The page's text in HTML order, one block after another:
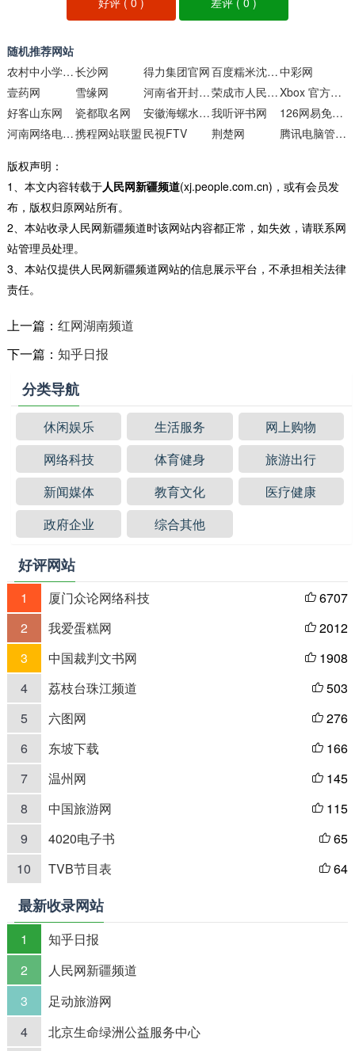
随机推荐网站
农村中小学现代远程教育资源长沙网 得力集团官网 百度糯米沈阳团购中彩网
壹药网
雪缘网 河南省开封高级中学 荣成市人民政府门户网站
Xbox 官方网站
好客山东网
瓷都取名网 安徽海螺水泥股份有限公司我听评书网
126网易免费邮
河南网络电视台（大象网）携程网站联盟 民視FTV 荆楚网 腾讯电脑管家官网
版权声明：
1、本文内容转载于人民网新疆频道(xj.people.com.cn)，或有会员发
布，版权归原网站所有。
2、本站收录人民网新疆频道时该网站内容都正常，如失效，请联系网
站管理员处理。
3、本站仅提供人民网新疆频道网站的信息展示平台，不承担相关法律
责任。
上一篇： 红网湖南频道
下一篇： 知乎日报
分类导航
休闲娱乐 生活服务
网上购物
网络科技
体育健身
旅游出行
新闻媒体
教育文化
医疗健康
政府企业
综合其他
好评网站
1 厦门众论网络科技  6707
2
我爱蛋糕网  2012
3
中国裁判文书网  1908
4
荔枝台珠江频道  503
5
六图网  276
6
东坡下载  166
7
温州网  145
8
中国旅游网  115
9
4020电子书  65
10
TVB节目表  64
最新收录网站
1
知乎日报
2
人民网新疆频道
3
足动旅游网
4
北京生命绿洲公益服务中心